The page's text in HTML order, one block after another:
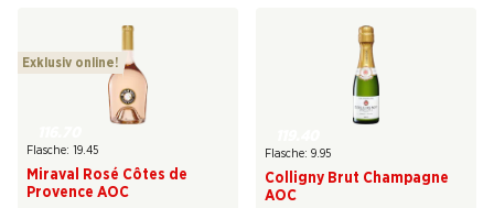
Exklusiv online!
Flasche: 19.45
Miraval Rosé Côtes de
Provence AOC
Flasche: 9.95
Colligny Brut Champagne
AOC